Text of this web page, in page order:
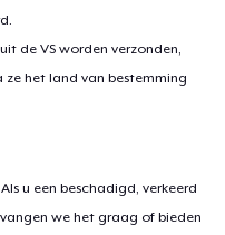
de VS worden verzonden,
het land van bestemming
u een beschadigd, verkeerd
we het graag of bieden